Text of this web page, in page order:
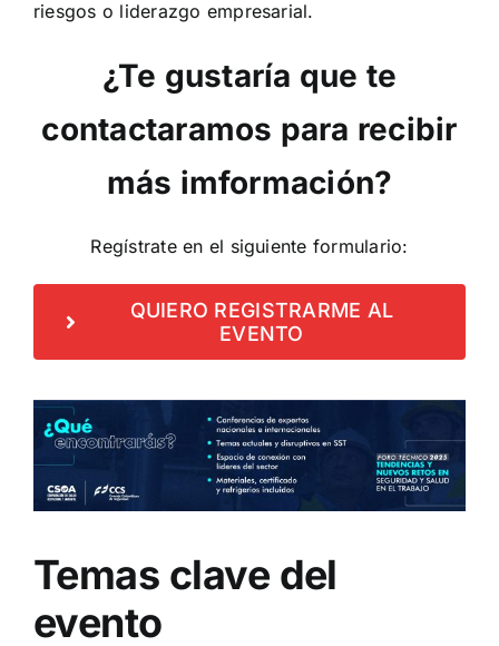
riesgos o liderazgo empresarial.
¿Te gustaría que te
contactaramos para recibir
más imformación?
Regístrateen el siguiente formulario:
QUIERO REGISTRARME AL
EVENTO
Temas clave del
evento